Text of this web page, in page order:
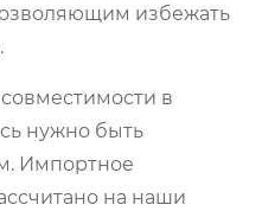
избежать
в
нужно быть
Импортное
на наши